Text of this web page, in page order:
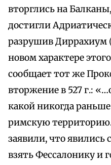
вторглись на
достигли
разрушив Диррахиум
новом характере
сообщает тот же
вторжение в 527 г.:
какой никогда
римскую
заявили, что явились
взять Фессалонику и